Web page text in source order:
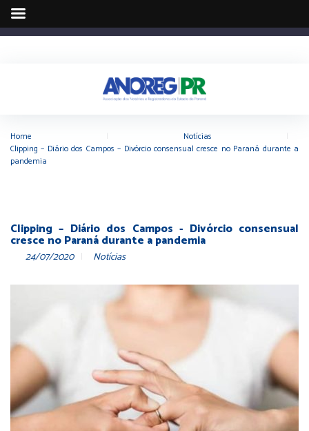
Home Notícias
Clipping – Diário dos Campos – Divórcio consensual cresce no Paraná durante a
pandemia
Clipping – Diário dos Campos - Divórcio consensual
cresce no Paraná durante a pandemia
24/07/2020 Notícias